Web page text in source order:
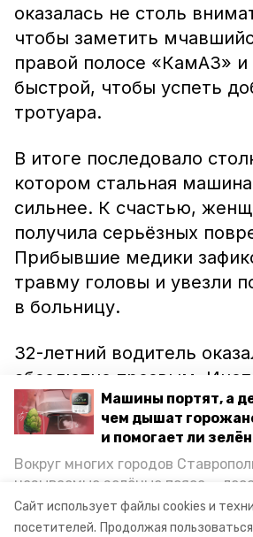
Сайт использует файлы cookies и
посетителей. Продолжая
Машины портят, а
чем дышат
и помогает ли
Вокруг многих городов
называемые зелёные пояса —
снижающие негативное
газов на атмосферу.
оказалась не столь
чтобы заметить
правой полосе «КамАЗ» и
быстрой, чтобы успеть
тротуара.
В итоге последовало
котором стальная машина
сильнее. К счастью,
получила серьёзных
Прибывшие медики
травму головы и увезли
в больницу.
32-летний водитель
абсолютно трезвым.
ГИБДД отмечают, что на
гражданки отсутствовали
Напомним, в
рассказывали о пользе
световозвращающих